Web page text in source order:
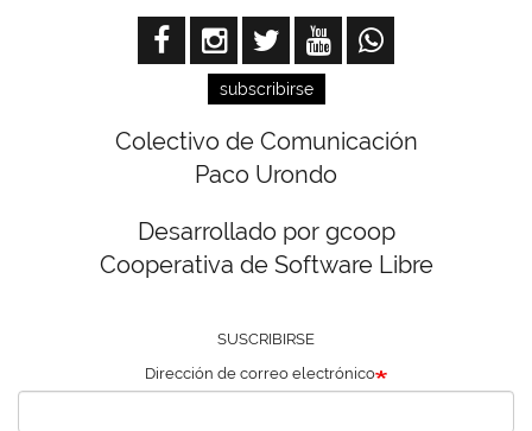
subscribirse
Colectivo de Comunicación
Paco Urondo
Desarrollado por gcoop
Cooperativa de Software Libre
SUSCRIBIRSE
Dirección de correo electrónico